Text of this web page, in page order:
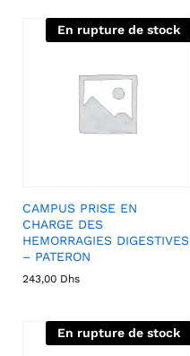
En rupture de stock
CAMPUS PRISE EN
CHARGE DES
HEMORRAGIES DIGESTIVES
– PATERON
243,00 Dhs
En rupture de stock